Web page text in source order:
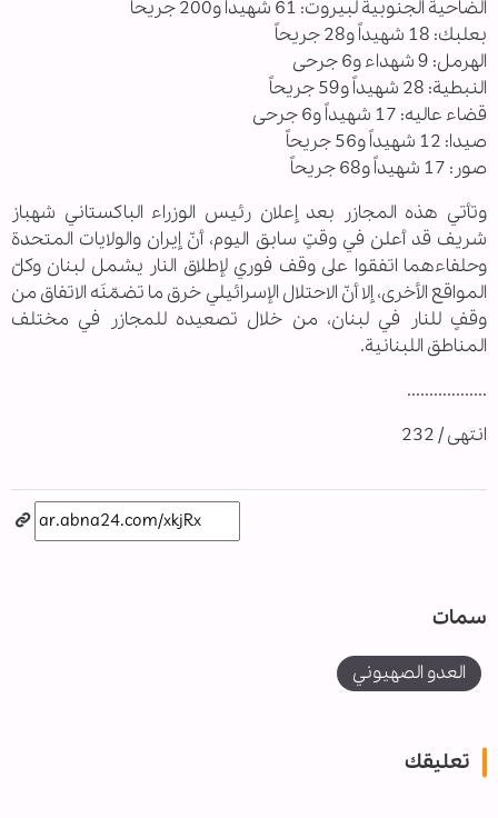
الضاحية الجنوبية لبيروت: 61 شهيداً و200 جريحاً
بعلبك: 18 شهيداً و28 جريحاً
الهرمل: 9 شهداء و6 جرحى
النبطية: 28 شهيداً و59 جريحاً
قضاء عاليه: 17 شهيداً و6 جرحى
صيدا: 12 شهيداً و56 جريحاً
صور: 17 شهيداً و68 جريحاً
وتأتي هذه المجازر بعد إعلان رئيس الوزراء الباكستاني شهباز
شريف قد أعلن في وقتٍ سابق اليوم، أنّ إيران والولايات المتحدة
وحلفاءهما اتفقوا على وقف فوري لإطلاق النار يشمل لبنان وكلّ
المواقع الأخرى، إلا أنّ الاحتلال الإسرائيلي خرق ما تضمّنَه الاتفاق من
وقفٍ للنار في لبنان، من خلال تصعيده للمجازر في مختلف
المناطق اللبنانية.
..................
انتهى / 232
سمات
العدو الصهيوني
تعليقك